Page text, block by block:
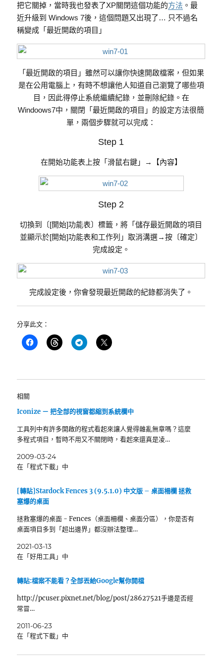
把它關掉，當時我也發表了XP關閉這個功能的方法 。最
近升級到 Windows 7後，這個問題又出現了… 只不過名
稱變成「最近開啟的項目」
「最近開啟的項目」雖然可以讓你快速開啟檔案，但如果
是在公用電腦上，有時不想讓他人知道自己瀏覽了哪些項
目，因此得停止系統繼續紀錄，並刪除紀錄。在
Windoows7中，關閉「最近開啟的項目」的設定方法很簡
單，兩個步驟就可以完成：
Step 1
在開始功能表上按「滑鼠右鍵」→【內容】
Step 2
切換到〔[開始]功能表〕標籤，將「儲存最近開啟的項目
並顯示於[開始]功能表和工作列」取消溝選→按〔確定〕
完成設定。
完成設定後，你會發現最近開啟的紀錄都消失了。
分享此文：
相關
Iconize － 把全部的視窗都縮到系統欄中
工具列中有許多開啟的程式看起來讓人覺得雜亂無章嗎？這麼
多程式項目，暫時不用又不關閉時，看起來還真是凌…
2009-03-24
在「程式下載」中
[轉貼]Stardock Fences 3 (9.5.1.0) 中文版 – 桌面柵欄 拯救
塞爆的桌面
拯救塞爆的桌面 - Fences（桌面柵欄、桌面分區），你是否有
桌面項目多到「超出邊界」都沒辦法整理…
2021-03-13
在「好用工具」中
轉貼:檔案不能看？全部丟給Google幫你開檔
http://pcuser.pixnet.net/blog/post/28627521手邊是否經
常冒…
2011-06-23
在「程式下載」中